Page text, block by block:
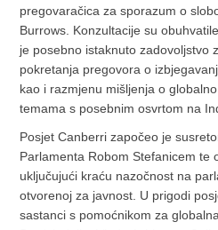
pregovaračica za sporazum o
Burrows. Konzultacije su
je posebno istaknuto zadovoljstvo
pokretanja pregovora o
kao i razmjenu mišljenja o
temama s posebnim osvrtom na
Posjet Canberri započeo je
Parlamenta Robom Stefanicem te
uključujući kraću nazočnost na
otvorenoj za javnost. U prigodi
sastanci s pomoćnikom za